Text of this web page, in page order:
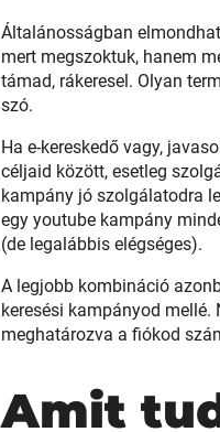
Általánosságban
mert megszoktuk, hanem
támad, rákeresel. Olyan
szó.
Ha e-kereskedő vagy,
céljaid között, esetleg
kampány jó szolgálatodra
egy youtube kampány
(de legalábbis elégséges).
A legjobb kombináció
keresési kampányod
meghatározva a fiókod
Amit